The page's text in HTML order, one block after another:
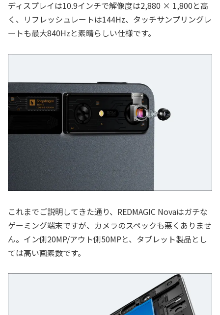
ディスプレイは10.9インチで解像度は2,880 × 1,800と高
く、リフレッシュレートは144Hz、タッチサンプリングレ
ートも最大840Hzと素晴らしい仕様です。
これまでご説明してきた通り、REDMAGIC Novaはガチな
ゲーミング端末ですが、カメラのスペックも悪くありませ
ん。イン側20MP/アウト側50MPと、タブレット製品とし
ては高い画素数です。